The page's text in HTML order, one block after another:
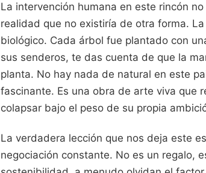
La intervención humana en este rincón
realidad que no existiría de otra forma.
biológico. Cada árbol fue plantado con
sus senderos, te das cuenta de que la
planta. No hay nada de natural en este
fascinante. Es una obra de arte viva que
colapsar bajo el peso de su propia
La verdadera lección que nos deja este
negociación constante. No es un regalo,